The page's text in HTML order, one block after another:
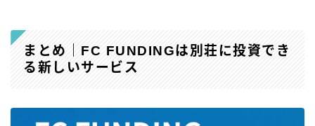
まとめ｜FC FUNDINGは別荘に投資でき
る新しいサービス